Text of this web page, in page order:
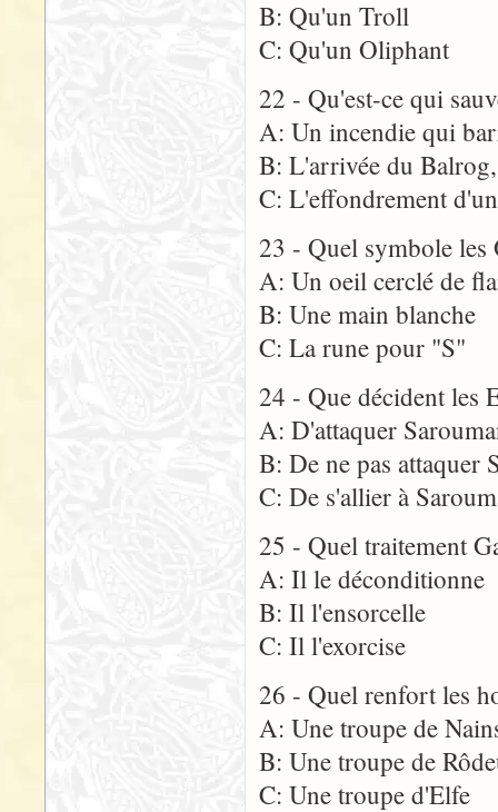
B: Qu'un Troll
C: Qu'un Oliphant
22 - Qu'est-ce qui
A: Un incendie qui
B: L'arrivée du
C: L'effondrement
23 - Quel symbole les
A: Un oeil cerclé de
B: Une main blanche
C: La rune pour "S"
24 - Que décident les
A: D'attaquer
B: De ne pas attaquer
C: De s'allier à
25 - Quel traitement
A: Il le déconditionne
B: Il l'ensorcelle
C: Il l'exorcise
26 - Quel renfort les
A: Une troupe de
B: Une troupe de
C: Une troupe d'Elfe